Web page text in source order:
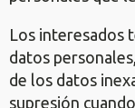
Los interesados
datos
de los datos
supresión